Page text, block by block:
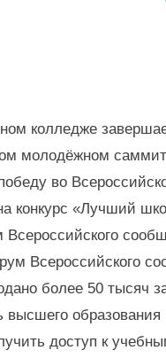
колледже
молодёжном
во
конкурс «Лучший
Всероссийского
более 50 тысяч
доступ к